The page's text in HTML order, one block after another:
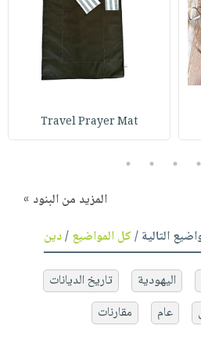
Travel Prayer Mat
2
3
4
5
المزيد من البنود »
التالية /كل المواضيع/دين
اليهودية
تاريخ الديانات
عام مقارنات